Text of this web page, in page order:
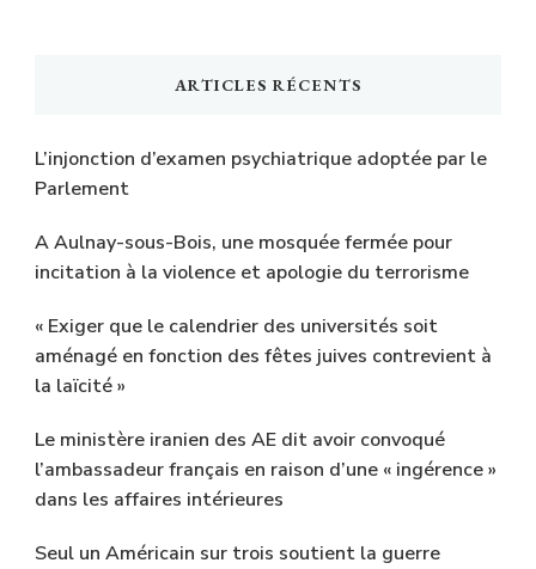
ARTICLES RÉCENTS
L’injonction d’examen psychiatrique adoptée par le
Parlement
A Aulnay-sous-Bois, une mosquée fermée pour
incitation à la violence et apologie du terrorisme
« Exiger que le calendrier des universités soit
aménagé en fonction des fêtes juives contrevient à
la laïcité »
Le ministère iranien des AE dit avoir convoqué
l’ambassadeur français en raison d’une « ingérence »
dans les affaires intérieures
Seul un Américain sur trois soutient la guerre